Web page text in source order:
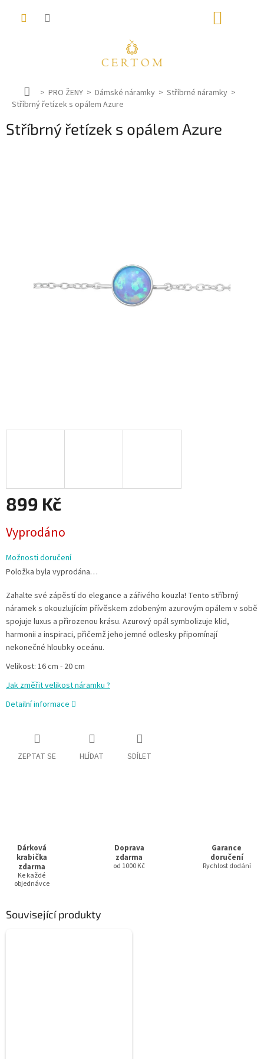
D
o
ů
PRO ŽENY Dámské náramky
Stříbrné náramky
Stříbrný řetízek s opálem Azure
Stříbrný řetízek s opálem Azure
899 Kč
cena:
Vyprodáno
Možnosti doručení
Položka byla vyprodána…
Zahalte své zápěstí do elegance a zářivého kouzla! Tento stříbrný
náramek s okouzlujícím přívěskem zdobeným azurovým opálem v sobě
spojuje luxus a přirozenou krásu. Azurový opál symbolizuje klid,
harmonii a inspiraci, přičemž jeho jemné odlesky připomínají
nekonečné hloubky oceánu.
Velikost: 16 cm - 20 cm
Jak změřit velikost náramku ?
Detailní informace
ZEPTAT SE HLÍDAT SDÍLET
Dárková
krabička
zdarma
Ke každé
objednávce
Doprava
zdarma
od 1000 Kč
Garance
doručení
Rychlost dodání
Související produkty